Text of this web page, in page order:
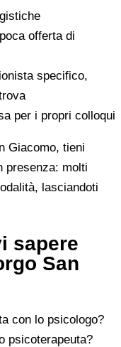
offerta di
specifico,
per i propri colloqui
Giacomo, tieni
presenza: molti
lasciandoti
sapere
San
con lo psicologo?
psicoterapeuta?